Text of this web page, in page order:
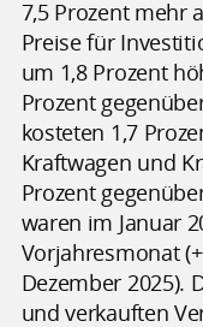
7,5 Prozent mehr
Preise für
um 1,8 Prozent
Prozent
kosteten 1,7
Kraftwagen und
Prozent
waren im Januar
Vorjahresmonat
Dezember 2025).
und verkauften